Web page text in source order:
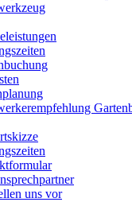
uns vor